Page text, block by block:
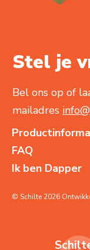
Stel je
Bel ons op of
mailadres
FAQ
Ik ben Dapper
© Schilte 2026